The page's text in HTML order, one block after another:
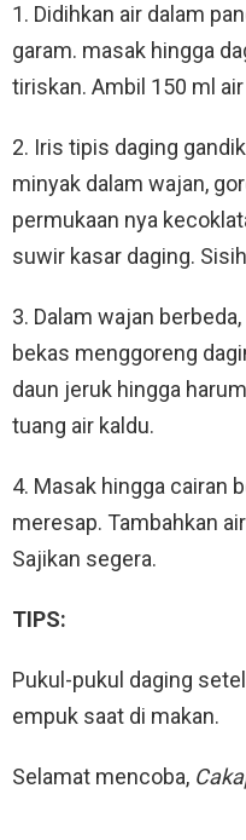
1. Didihkan air dalam
garam. masak hingga
tiriskan. Ambil 150 ml
2. Iris tipis daging
minyak dalam wajan,
permukaan nya
suwir kasar daging.
3. Dalam wajan
bekas menggoreng
daun jeruk hingga
tuang air kaldu.
4. Masak hingga cairan
meresap. Tambahkan
Sajikan segera.
TIPS:
Pukul-pukul daging
empuk saat di makan.
Selamat mencoba,